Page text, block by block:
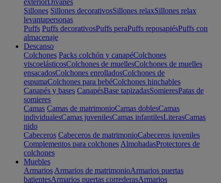
exteriorDivanes
Sillones Sillones decorativosSillones relaxSillones relax
levantapersonas
Puffs Puffs decorativosPuffs peraPuffs reposapiésPuffs con
almacenaje
Descanso
Colchones Packs colchón y canapéColchones
viscoelásticosColchones de muellesColchones de muelles
ensacadosColchones enrolladosColchones de
espumaColchones para bebéColchones hinchables
Canapés y bases CanapésBase tapizadasSomieresPatas de
somieres
Camas Camas de matrimonioCamas doblesCamas
individualesCamas juvenilesCamas infantilesLiterasCamas
nido
Cabeceros Cabeceros de matrimonioCabeceros juveniles
Complementos para colchones AlmohadasProtectores de
colchones
Muebles
Armarios Armarios de matrimonioArmarios puertas
batientesArmarios puertas correderasArmarios